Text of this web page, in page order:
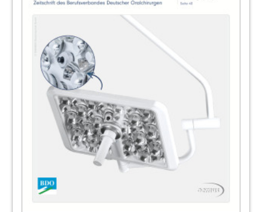
40. Jahrestagung des BDO im November in
Redaktion
Weichgewebemanagement in der
Implantologie
Redaktion
Termine / Impressum
Redaktion
40. Jahrestagung des BDO im November in
44